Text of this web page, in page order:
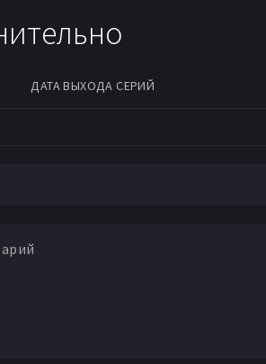
и таким
ДАТА ВЫХОДА СЕРИЙ